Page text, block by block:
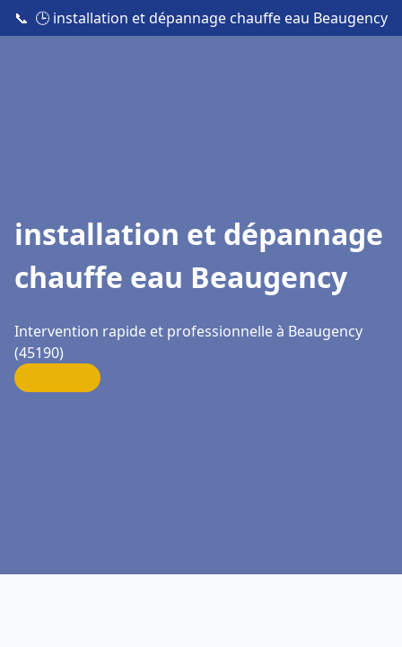
📞 🕒 installation et dépannage chauffe eau Beaugency
installation et dépannage
chauffe eau Beaugency
Intervention rapide et professionnelle à Beaugency
(45190)